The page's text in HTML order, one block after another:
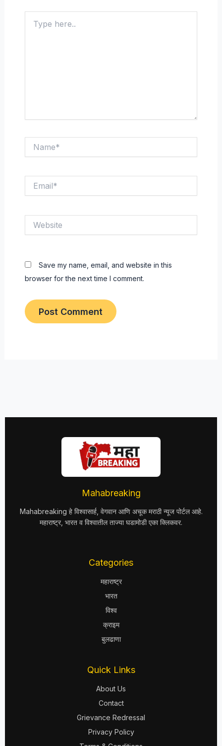
here..
Save my name, email, and website in this
browser for the next time I comment.
Mahabreaking
Mahabreaking हे विश्वासार्ह, वेगवान आणि अचूक मराठी न्यूज पोर्टल आहे.
महाराष्ट्र, भारत व विश्वातील ताज्या घडामोडी एका क्लिकवर.
Categories
महाराष्ट्र
भारत
विश्व
क्राइम
बुलढाणा
Quick Links
About Us
Contact
Grievance Redressal
Privacy Policy